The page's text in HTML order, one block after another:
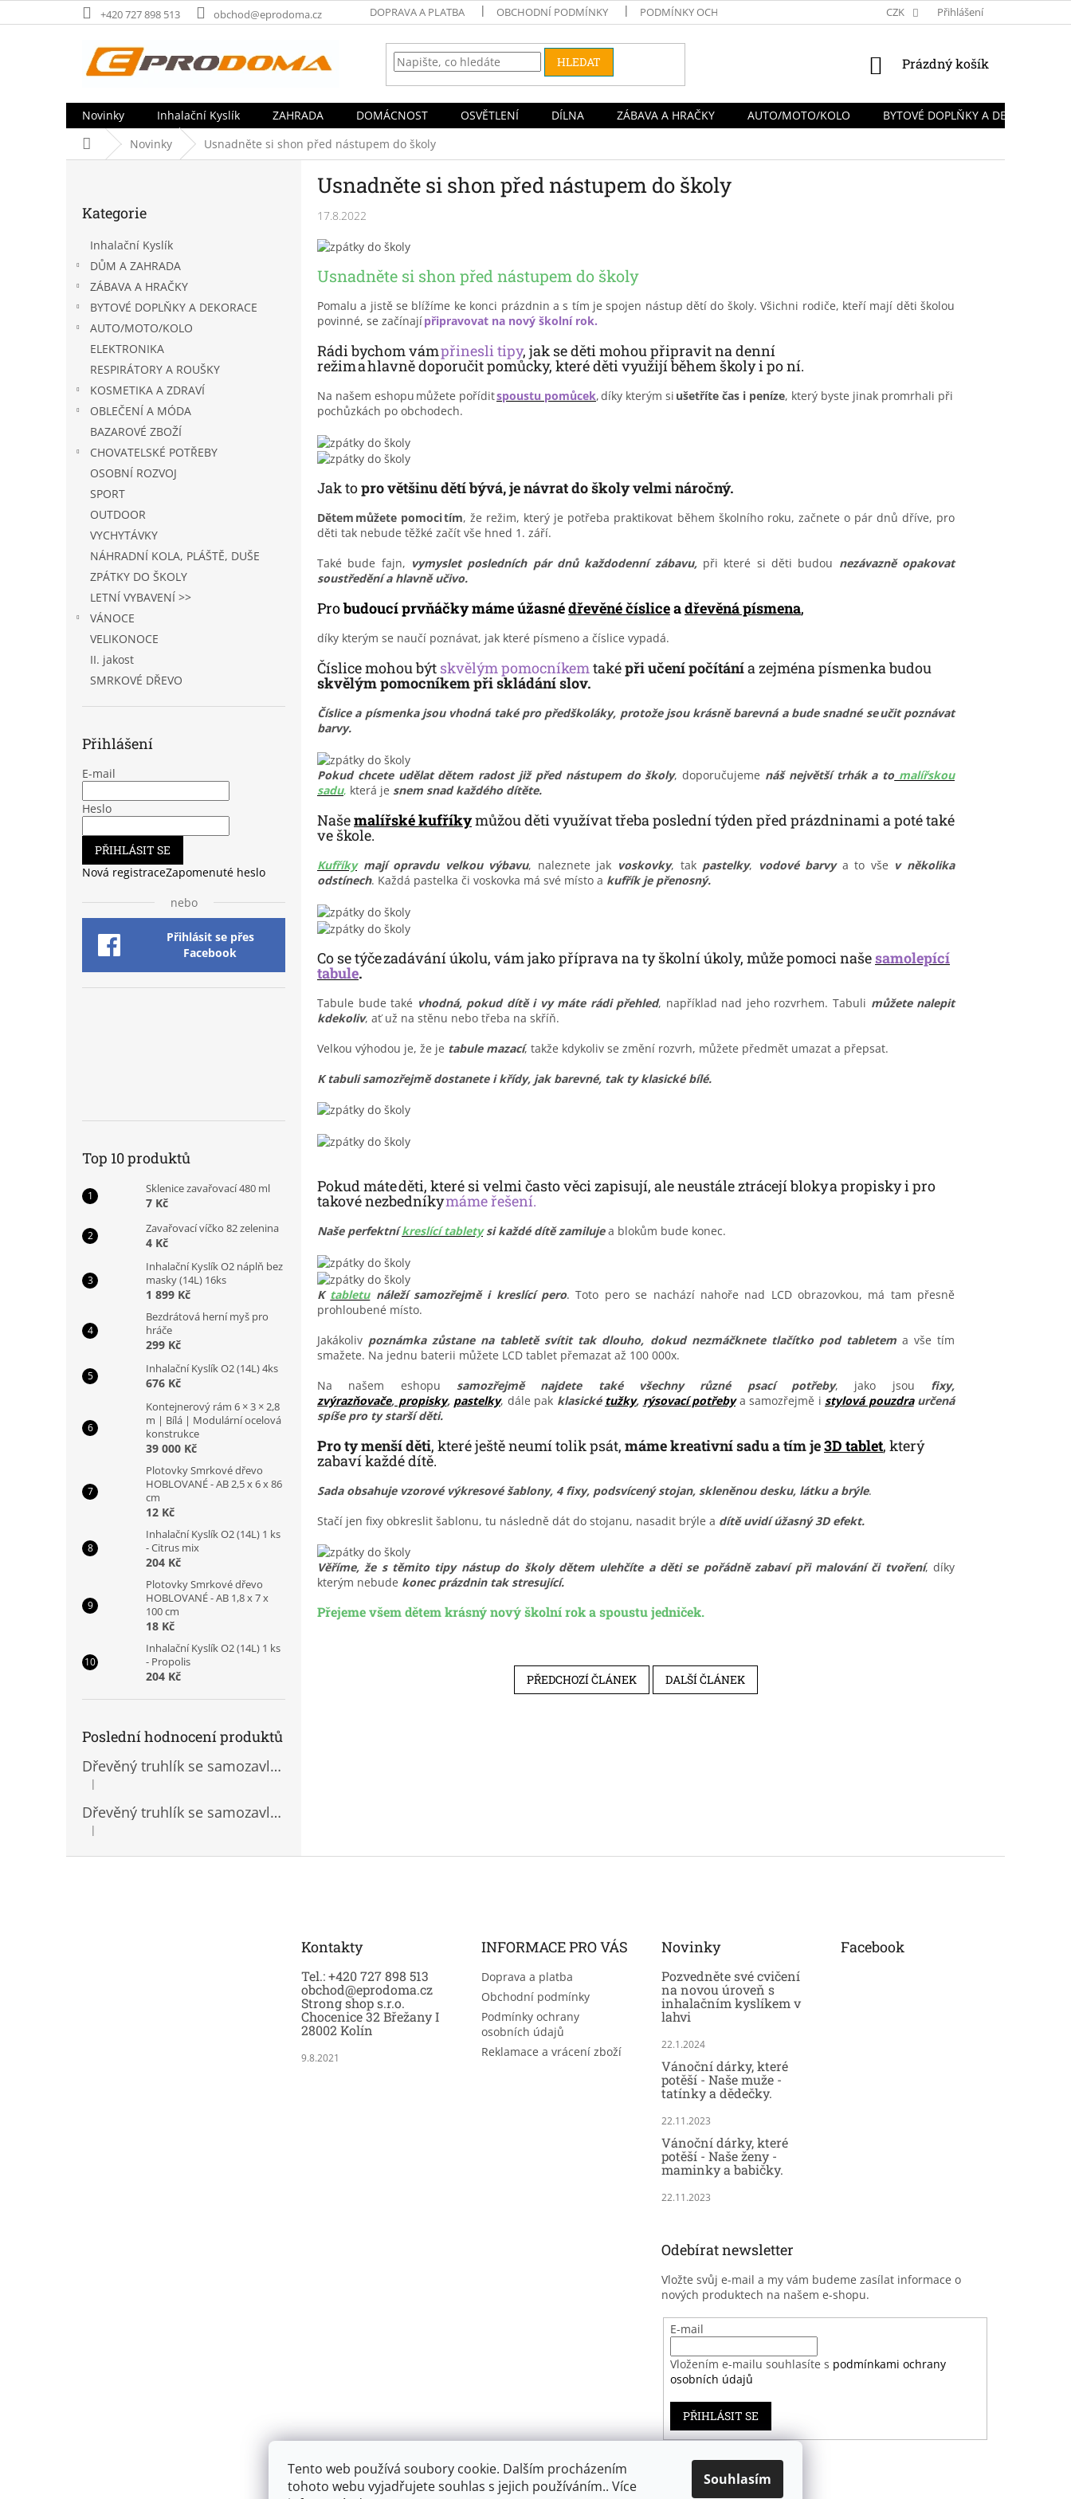
Tento web používá soubory cookie. Dalším procházením
tohoto webu vyjadřujete souhlas s jejich používáním.. Více
Souhlasím
na
+420 727 898 513 obchod@eprodoma.cz DOPRAVA A PLATBA OBCHODNÍ PODMÍNKY PODMÍNKY OCHRANY OSOBNÍCH ÚDAJŮ REKLAMACE A VRÁCENÍ ZBOŽÍ
CZK Přihlášení
HLEDAT
NÁKUPNÍ
Prázdný košík
Novinky Inhalační Kyslík ZAHRADA DOMÁCNOST OSVĚTLENÍ DÍLNA ZÁBAVA A HRAČKY AUTO/MOTO/KOLO
BYTOVÉ DOPLŇKY A DEKORACE
Domů Novinky Usnadněte si shon před nástupem do školy
kategorie
Kategorie
Inhalační Kyslík
DŮM A ZAHRADA
ZÁBAVA A HRAČKY
BYTOVÉ DOPLŇKY A DEKORACE
AUTO/MOTO/KOLO
ELEKTRONIKA
RESPIRÁTORY A ROUŠKY
KOSMETIKA A ZDRAVÍ
OBLEČENÍ A MÓDA
BAZAROVÉ ZBOŽÍ
CHOVATELSKÉ POTŘEBY
OSOBNÍ ROZVOJ
SPORT
OUTDOOR
VYCHYTÁVKY
NÁHRADNÍ KOLA, PLÁŠTĚ, DUŠE
ZPÁTKY DO ŠKOLY
LETNÍ VYBAVENÍ >>
VÁNOCE
VELIKONOCE
II. jakost
SMRKOVÉ DŘEVO
Přihlášení
E-mail
Heslo
PŘIHLÁSIT SE
Nová registraceZapomenuté heslo
nebo
Přihlásit se přes
Facebook
Top 10 produktů
Sklenice zavařovací 480 ml
7 Kč
Zavařovací víčko 82 zelenina
4 Kč
Inhalační Kyslík O2 náplň bez
masky (14L) 16ks
1 899 Kč
Bezdrátová herní myš pro
hráče
299 Kč
Inhalační Kyslík O2 (14L) 4ks
676 Kč
Kontejnerový rám 6 × 3 × 2,8
m | Bílá | Modulární ocelová
konstrukce
39 000 Kč
Plotovky Smrkové dřevo
HOBLOVANÉ - AB 2,5 x 6 x 86
cm
12 Kč
Inhalační Kyslík O2 (14L) 1 ks
- Citrus mix
204 Kč
Plotovky Smrkové dřevo
HOBLOVANÉ - AB 1,8 x 7 x
100 cm
18 Kč
Inhalační Kyslík O2 (14L) 1 ks
- Propolis
204 Kč
Poslední hodnocení produktů
Dřevěný truhlík se samozavlažovací vložkou
Hodnocení produktu je 5 z 5 hvězdiček.
|
Dřevěný truhlík se samozavlažovací vložkou
Hodnocení produktu je 5 z 5 hvězdiček.
|
Usnadněte si shon před nástupem do školy
17.8.2022
Usnadněte si shon před nástupem do školy
Pomalu a jistě se blížíme ke konci prázdnin a s tím je spojen nástup dětí do školy. Všichni rodiče, kteří mají děti školou
povinné, se začínajípřipravovat na nový školní rok.
Rádi bychom vámpřinesli tipy, jak se děti mohou připravit na denní
režim a hlavnědoporučitpomůcky, které děti využijí během školy i po ní.
Na našem eshopu můžete poříditspoustu pomůcek,díky kterým si ušetříte čas i peníze, který byste jinak promrhali při
pochůzkách po obchodech.
Jak topro většinu dětí bývá, je návrat do školy velmi náročný.
Dětem můžete pomocitím, že režim, který je potřeba praktikovat během školního roku, začnete o pár dnů dříve, pro
děti tak nebude těžké začít vše hned 1. září.
Také bude fajn, vymyslet posledních pár dnů každodenní zábavu,při které si děti budou nezávazně opakovat
soustředění a hlavně učivo.
Probudoucí prvňáčky máme úžasnédřevěné čísliceadřevěná písmena,
díky kterým se naučí poznávat, jak které písmeno a číslice vypadá.
Číslice mohou být skvělým pomocníkemtaképři učení počítánía zejména písmenka budou
skvělým pomocníkem při skládání slov.
Číslice a písmenka jsou vhodná také pro předškoláky, protože jsou krásněbarevná a bude snadné seučit poznávat
barvy.
Pokud chcete udělat dětem radost již před nástupem do školy, doporučujeme náš největší trhák a to malířskou
sadu, která je snem snad každého dítěte.
Našemalířské kufříkymůžou děti využívat třeba poslední týden před prázdninami a poté také
ve škole.
Kufříkymají opravdu velkou výbavu, naleznete jak voskovky, takpastelky, vodové barvya to vše v několika
odstínech. Každá pastelka či voskovka má své místo a kufřík je přenosný.
Co se týče zadávání úkolu, vám jako příprava na ty školníúkoly, můžepomoci naše samolepící
tabule.
Tabule bude také vhodná, pokud dítě i vy máte rádi přehled, například nad jeho rozvrhem. Tabuli můžete nalepit
kdekoliv, ať už na stěnu nebo třeba na skříň.
Velkou výhodou je, že je tabule mazací, takže kdykoliv se změní rozvrh, můžete předmět umazat a přepsat.
K tabuli samozřejmě dostanete i křídy, jak barevné, tak ty klasické bílé.
Pokud máte děti, které si velmi často věci zapisují, ale neustále ztrácejí bloky a propisky i pro
takové nezbedníkymáme řešení.
Naše perfektníkreslící tabletysi každé dítě zamilujea blokům bude konec.
K tabletunáleží samozřejmě i kreslící pero. Toto pero se nachází nahoře nad LCD obrazovkou, má tam přesně
prohloubené místo.
Jakákoliv poznámka zůstane na tabletě svítit tak dlouho, dokud nezmáčknete tlačítko pod tabletema vše tím
smažete. Na jednu baterii můžete LCD tablet přemazat až 100 000x.
Na našem eshopu samozřejmě najdete také všechny různé psací potřeby, jako jsou fixy,
zvýrazňovače, propisky, pastelky, dále pak klasickétužky, rýsovací potřebya samozřejmě i stylová pouzdraurčená
spíše pro ty starší děti.
Pro ty menší děti, které ještě neumí tolik psát, máme kreativní sadu a tím je3D tablet, který
zabaví každé dítě.
Sada obsahuje vzorové výkresové šablony, 4 fixy, podsvícený stojan, skleněnou desku, látku a brýle.
Stačí jen fixy obkreslit šablonu, tu následně dát do stojanu, nasadit brýle a dítě uvidí úžasný 3D efekt.
Věříme, že s těmito tipy nástup do školy dětem ulehčíte a děti se pořádně zabaví při malování či tvoření, díky
kterým nebude konec prázdnin tak stresující.
Přejeme všem dětem krásný nový školní rok a spoustu jedniček.
PŘEDCHOZÍ ČLÁNEK DALŠÍ ČLÁNEK
Kontakty
Tel.: +420 727 898 513
obchod@eprodoma.cz
Strong shop s.r.o.
Chocenice 32 Břežany I
28002 Kolín
9.8.2021
INFORMACE PRO VÁS
Doprava a platba
Obchodní podmínky
Podmínky ochrany
osobních údajů
Reklamace a vrácení zboží
Novinky
Pozvedněte své cvičení
na novou úroveň s
inhalačním kyslíkem v
lahvi
22.1.2024
Vánoční dárky, které
potěší - Naše muže -
tatínky a dědečky.
22.11.2023
Vánoční dárky, které
potěší - Naše ženy -
maminky a babičky.
22.11.2023
Facebook
Odebírat newsletter
Vložte svůj e-mail a my vám budeme zasílat informace o
nových produktech na našem e-shopu.
E-mail
Vložením e-mailu souhlasíte s podmínkami ochrany
osobních údajů
PŘIHLÁSIT SE
Záruka spokojenosti